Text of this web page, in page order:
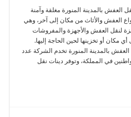
العفش بالمدينة المنورة مغلقة وآمنة
العفش والأثاث من مكان إلى آخر، وهي
لنقل العفش والأجهزة والمفروشات
أي مكان أو تخزينها لحين الحاجة إليها.
بالمدينة المنورة تخدم الشركة عدد
في المملكة، وتوفر دينات نقل